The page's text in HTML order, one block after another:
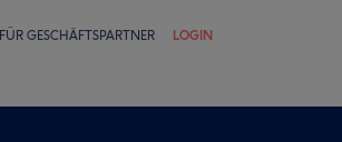
FÜR GESCHÄFTSPARTNER LOGIN